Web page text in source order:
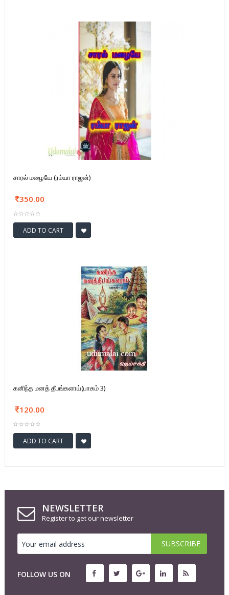
சாரல் மழையே (ரம்யா ராஜன்)
350.00
ADD TO CART
கனிந்த மனத் தீபங்களாய்(பாகம் 3)
120.00
ADD TO CART
NEWSLETTER
Register to get our newsletter
FOLLOW US ON